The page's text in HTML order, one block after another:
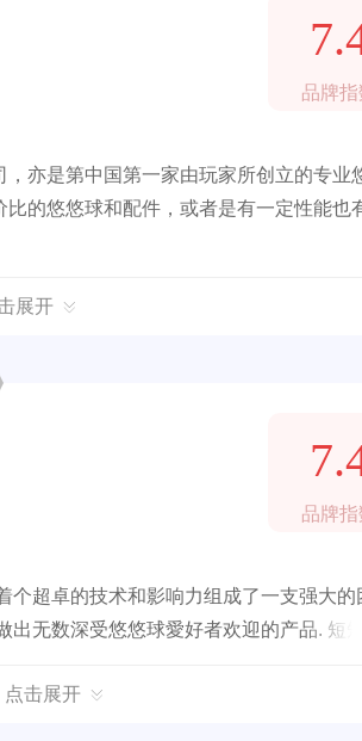
品牌指
亦是第中国第一家由玩家所创立的专业
的悠悠球和配件，或者是有一定性能也
展开
品牌指
个超卓的技术和影响力组成了一支强大的
出无数深受悠悠球愛好者欢迎的产品. 短
点击展开